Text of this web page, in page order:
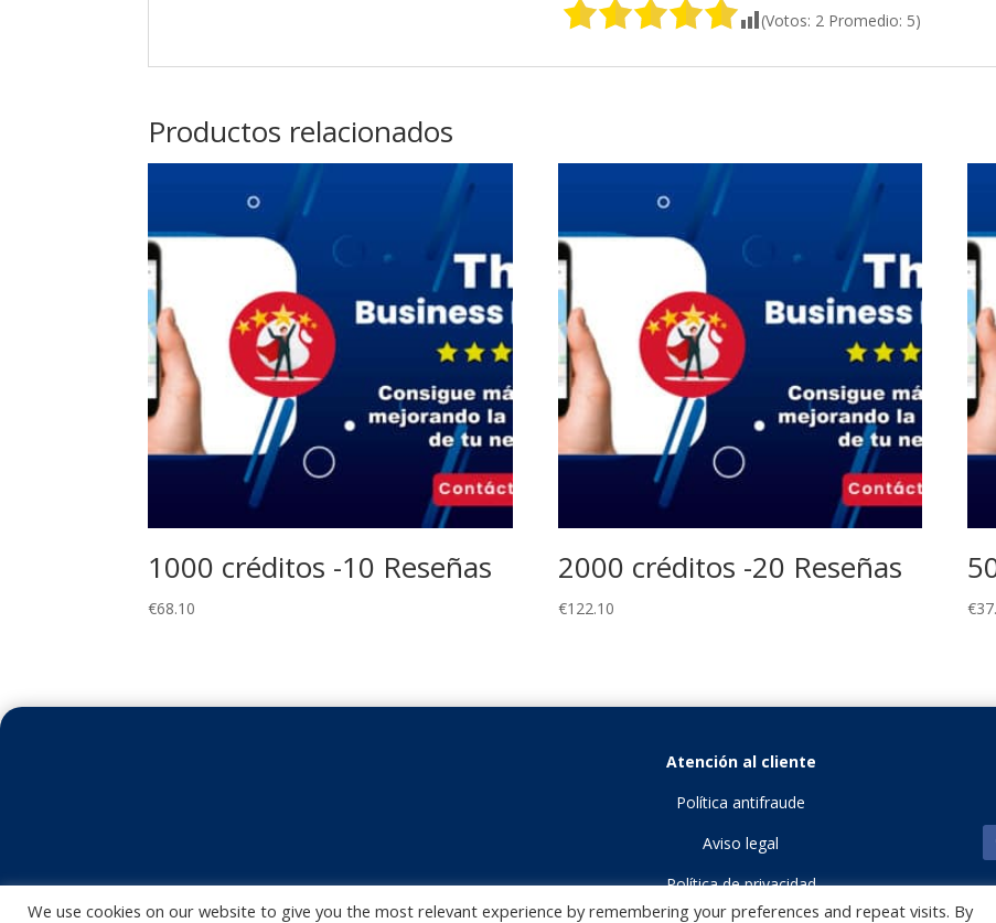
(Votos: 2Promedio: 5)
Productos relacionados
1000 créditos -10 Reseñas
€68.10
2000 créditos -20 Reseñas
€122.10 €
Atención al cliente
Política antifraude
Aviso legal
Política de privacidad
We use cookies on our website to give you the most relevant experience by remembering your preferences and repeat visits. By